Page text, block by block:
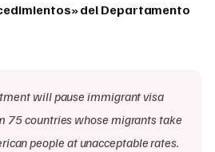
del Departamento
will pause immigrant visa
75 countries whose migrants take
people at unacceptable rates.